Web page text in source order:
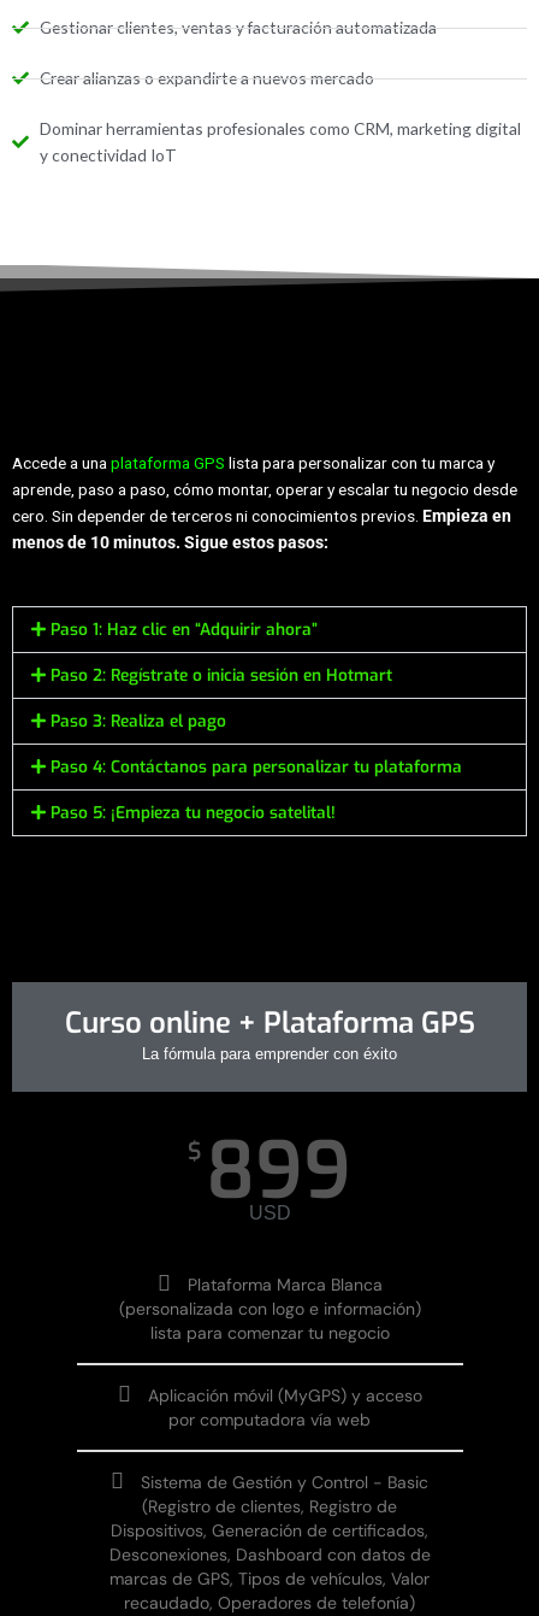
Gestionar clientes, ventas y facturación automatizada
Crear alianzas o expandirte a nuevos mercado
Dominar herramientas profesionales como CRM, marketing digital
y conectividad IoT
Accede a unaplataforma GPS lista para personalizar con tu marca y
aprende, paso a paso, cómo montar, operar y escalar tu negocio desde
cero. Sin depender de terceros ni conocimientos previos. Empieza en
menos de 10 minutos. Sigue estos pasos:
Paso 1: Haz clic en “Adquirir ahora”
Paso 2: Regístrate o inicia sesión en Hotmart
Paso 3: Realiza el pago
Paso 4: Contáctanos para personalizar tu plataforma
Paso 5: ¡Empieza tu negocio satelital!
Curso online + Plataforma GPS
La fórmula para emprender con éxito
$ 899
USD
Plataforma Marca Blanca
(personalizada con logo e información)
lista para comenzar tu negocio
Aplicación móvil (MyGPS) y acceso
por computadora vía web
Sistema de Gestión y Control - Basic
(Registro de clientes, Registro de
Dispositivos, Generación de certificados,
Desconexiones, Dashboard con datos de
marcas de GPS, Tipos de vehículos, Valor
recaudado, Operadores de telefonía)